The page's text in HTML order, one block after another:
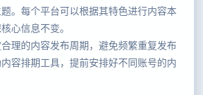
。每个平台可以根据其特色进行内容本
心信息不变。
理的内容发布周期，避免频繁重复发布
容排期工具，提前安排好不同账号的内